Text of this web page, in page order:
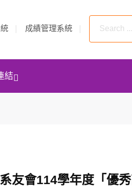
成績管理系統
結
友會114學年度「優